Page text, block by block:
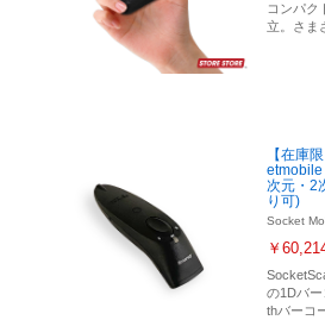
コンパク
立。さま
【在庫
etmobile
次元・2
り可)
Socket
￥
の1Dバ
thバーコ